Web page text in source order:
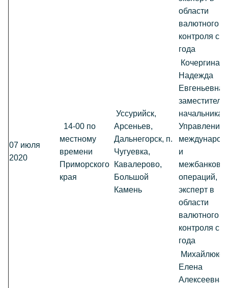
области
валютного
контроля с
года
07 июля
2020
14-00 по
местному
времени
Приморского
края
Уссурийск,
Арсеньев,
Дальнегорск, п.
Чугуевка,
Кавалерово,
Большой
Камень
Кочергина
Надежда
Евгеньевна,
заместитель
начальника
Управления
и
операций,
эксперт в
области
валютного
контроля с
года
Елена
Алексеевна,